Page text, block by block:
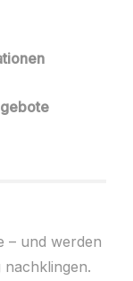
– und werden
nachklingen.